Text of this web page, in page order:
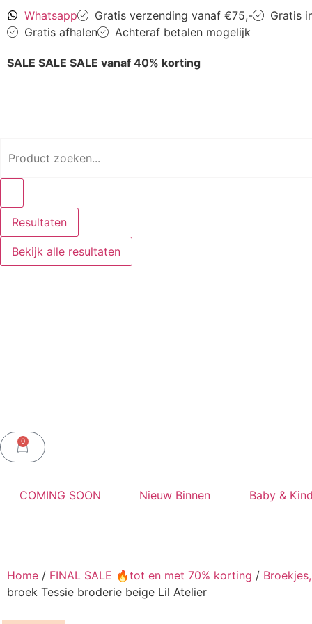
Whatsapp Gratis verzending vanaf €75,-
Gratis
Gratis afhalen
Achteraf betalen mogelijk
SALE SALE SALE vanaf 40% korting
Resultaten
Bekijk alle resultaten
0
COMING SOON Nieuw Binnen Baby &
Home / FINAL SALE 🔥tot en met 70% korting /
broek Tessie broderie beige Lil Atelier